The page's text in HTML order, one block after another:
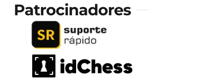
Patrocinadores